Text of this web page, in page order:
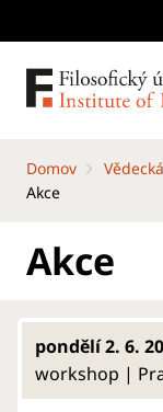
Domov
Akce
Akce
pondělí 2. 6.
workshop |